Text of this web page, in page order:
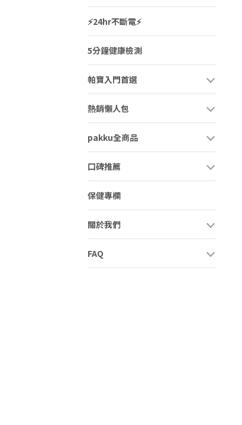
⚡️24hr不斷電⚡️
5分鐘健康檢測
帕寶入門首選
熱銷懶人包
pakku全商品
口碑推薦
保健專欄
關於我們
FAQ